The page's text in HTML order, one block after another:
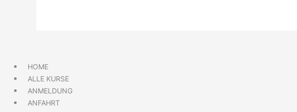
HOME
ALLE KURSE
ANMELDUNG
ANFAHRT